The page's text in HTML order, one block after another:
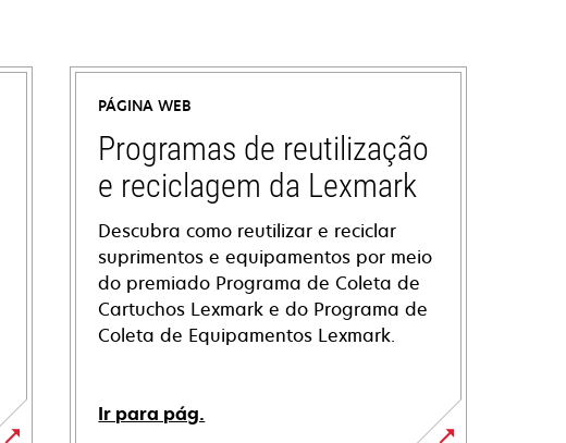
PÁGINA WEB
Programas de reutilização
e reciclagem da Lexmark
Descubra como reutilizar e reciclar
suprimentos e equipamentos por meio
do premiado Programa de Coleta de
Cartuchos Lexmark e do Programa de
Coleta de Equipamentos Lexmark.
Ir para pág.